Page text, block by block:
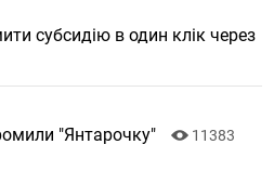
субсидію в один клік через
"Янтарочку"
11383